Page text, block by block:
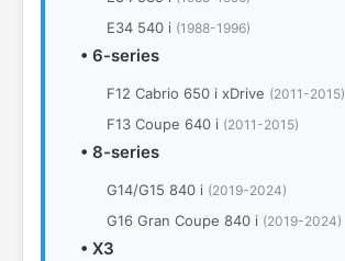
E34 540 i (1988-1996)
• 6-series
F12 Cabrio 650 i xDrive (2011-2015)
F13 Coupe 640 i (2011-2015)
• 8-series
G14/G15 840 i (2019-2024)
G16 Gran Coupe 840 i (2019-2024)
• X3